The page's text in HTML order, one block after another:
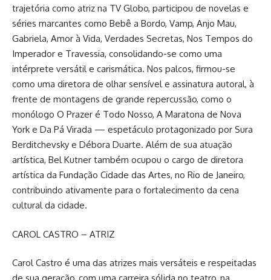
trajetória como atriz na TV Globo, participou de novelas e
séries marcantes como Bebê a Bordo, Vamp, Anjo Mau,
Gabriela, Amor à Vida, Verdades Secretas, Nos Tempos do
Imperador e Travessia, consolidando-se como uma
intérprete versátil e carismática. Nos palcos, firmou-se
como uma diretora de olhar sensível e assinatura autoral, à
frente de montagens de grande repercussão, como o
monólogo O Prazer é Todo Nosso, A Maratona de Nova
York e Da Pá Virada — espetáculo protagonizado por Sura
Berditchevsky e Débora Duarte. Além de sua atuação
artística, Bel Kutner também ocupou o cargo de diretora
artística da Fundação Cidade das Artes, no Rio de Janeiro,
contribuindo ativamente para o fortalecimento da cena
cultural da cidade.
CAROL CASTRO – ATRIZ
Carol Castro é uma das atrizes mais versáteis e respeitadas